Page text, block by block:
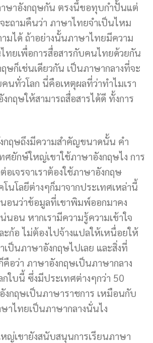
าษาอังกฤษกัน ตรงนี้ขอทุบกำปั้นแต่
ถามคืนว่า ภาษาไทยจำเป็นไหม
ามได้ ถ้าอย่างนั้นภาษาไทยมีความ
ทยเพื่อการสื่อสารกับคนไทยด้วยกัน
ษก็เช่นเดียวกัน เป็นภาษากลางที่จะ
นทั่วโลก นี่คือเหตุผลที่ว่าทำไมเรา
กฤษให้สามารถสื่อสารได้ดี ทั้งการ
กฤษถึงมีความสำคัญขนาดนั้น คำ
ศยักษ์ใหญ่เขาใช้ภาษาอังกฤษไง การ
อเจรจาเราต้องใช้ภาษาอังกฤษ
นโลยีต่างๆก็มาจากประเทศเหล่านี้
อนว่าข้อมูลที่เขาพิมพ์ออกมาคง
อน หากเรามีความรู้ความเข้าใจ
ะก้อ ไม่ต้องไปจ้างแปลให้เหนื่อยให้
เป็นภาษาอังกฤษไปเลย และสิ่งที่
อว่า ภาษาอังกฤษเป็นภาษากลาง
ใบนี้ ซึ่งมีประเทศต่างๆกว่า 50
งกฤษเป็นภาษาราชการ เหมือนกับ
าไทยเป็นภาษากลางนั่นไง
ญ่เขายังสนับสนุนการเรียนภาษา